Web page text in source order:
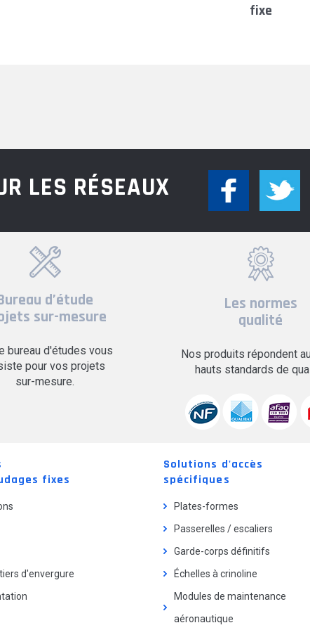
fixe
LES RÉSEAUX
d’étude
sur-mesure
bureau d'études vous
pour vos projets
sur-mesure.
Les normes
qualité
Nos produits répondent
hauts standards de
fixes
d'envergure
Solutions d'accès
spécifiques
Plates-formes
Passerelles / escaliers
Garde-corps définitifs
Échelles à crinoline
Modules de maintenance
aéronautique